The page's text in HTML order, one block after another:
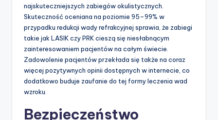
najskuteczniejszych zabiegów okulistycznych.
Skuteczność oceniana na poziomie 95–99% w
przypadku redukcji wady refrakcyjnej sprawia, że zabiegi
takie jak LASIK czy PRK cieszą się niesłabnącym
zainteresowaniem pacjentów na całym świecie.
Zadowolenie pacjentów przekłada się także na coraz
więcej pozytywnych opinii dostępnych w internecie, co
dodatkowo buduje zaufanie do tej formy leczenia wad
wzroku.
Bezpieczeństwo